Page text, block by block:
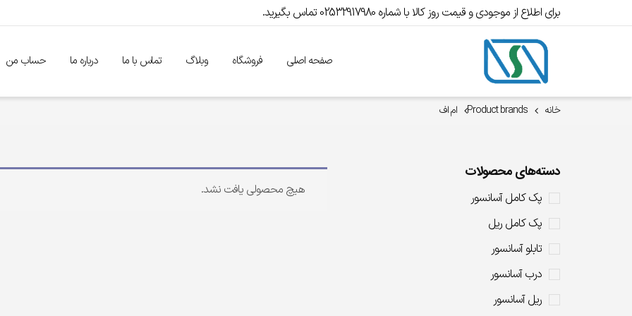
برای اطلاع از موجودی و قیمت روز کالا با شماره 02532917980 تماس بگیرید.
صفحه اصلی فروشگاه وبلاگ تماس با ما درباره ما حساب من
خانه Product brands ام اف
هیچ محصولی یافت نشد.
دسته‌های محصولات
پک کامل آسانسور
پک کامل ریل
تابلو آسانسور
درب آسانسور
ریل آسانسور